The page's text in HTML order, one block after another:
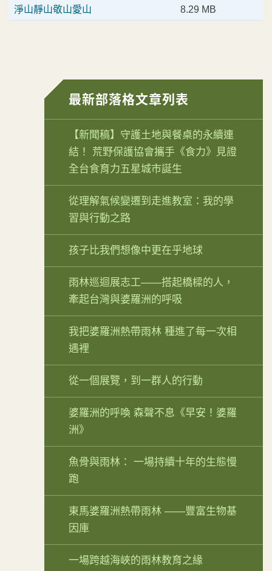
淨山靜山敬山愛山 8.29 MB
最新部落格文章列表
【新聞稿】守護土地與餐桌的永續連
結！ 荒野保護協會攜手《食力》見證
全台食育力五星城市誕生
從理解氣候變遷到走進教室：我的學
習與行動之路
孩子比我們想像中更在乎地球
雨林巡迴展志工——搭起橋樑的人，
牽起台灣與婆羅洲的呼吸
我把婆羅洲熱帶雨林 種進了每一次相
遇裡
從一個展覽，到一群人的行動
婆羅洲的呼喚 森聲不息《早安！婆羅
洲》
魚骨與雨林： 一場持續十年的生態慢
跑
東馬婆羅洲熱帶雨林 ——豐富生物基
因庫
一場跨越海峽的雨林教育之緣